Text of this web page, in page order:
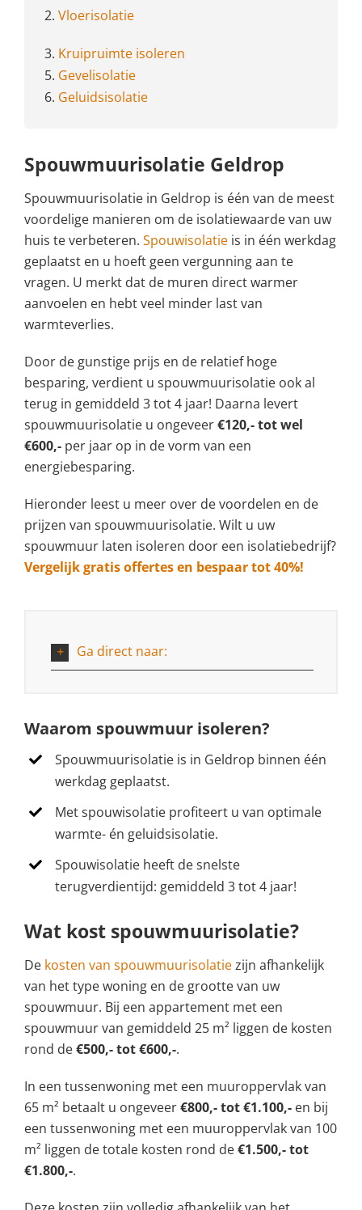
2. Vloerisolatie
3. Kruipruimte isoleren
5. Gevelisolatie
6. Geluidsisolatie
Spouwmuurisolatie Geldrop
Spouwmuurisolatie in Geldrop is één van de meest
voordelige manieren om de isolatiewaarde van uw
huis te verbeteren. Spouwisolatie is in één werkdag
geplaatst en u hoeft geen vergunning aan te
vragen. U merkt dat de muren direct warmer
aanvoelen en hebt veel minder last van
warmteverlies.
Door de gunstige prijs en de relatief hoge
besparing, verdient u spouwmuurisolatie ook al
terug in gemiddeld 3 tot 4 jaar! Daarna levert
spouwmuurisolatie u ongeveer€120,- tot wel
€600,- per jaar op in de vorm van een
energiebesparing.
Hieronder leest u meer over de voordelen en de
prijzen van spouwmuurisolatie. Wilt u uw
spouwmuur laten isoleren door een isolatiebedrijf?
Vergelijk gratis offertes en bespaar tot 40%!
Ga direct naar:
Waarom spouwmuur isoleren?
Spouwmuurisolatie is in Geldrop binnen één
werkdag geplaatst.
Met spouwisolatie profiteert u van optimale
warmte- én geluidsisolatie.
Spouwisolatie heeft de snelste
terugverdientijd: gemiddeld 3 tot 4 jaar!
Wat kost spouwmuurisolatie?
De kosten van spouwmuurisolatiezijn afhankelijk
van het type woning en de grootte van uw
spouwmuur. Bij een appartement met een
spouwmuur van gemiddeld 25 m² liggen de kosten
rond de€500,- tot €600,-.
In een tussenwoning met een muuroppervlak van
65 m² betaalt u ongeveer€800,- tot €1.100,- en bij
een tussenwoning met een muuroppervlak van 100
m² liggen de totale kosten rond de€1.500,- tot
€1.800,-.